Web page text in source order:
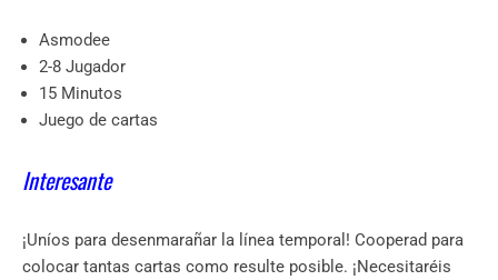
Asmodee
2-8 Jugador
15 Minutos
Juego de cartas
Interesante
¡Uníos para desenmarañar la línea temporal! Cooperad para
colocar tantas cartas como resulte posible. ¡Necesitaréis